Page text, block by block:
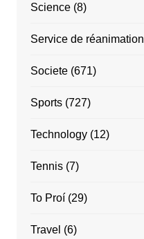
Science(8)
Service de réanimation
Societe(671)
Sports(727)
Technology(12)
Tennis(7)
To Proí(29)
Travel (6)